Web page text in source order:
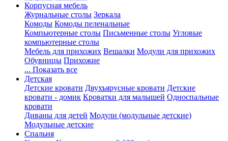
Корпусная мебель
Журнальные столы Зеркала
Комоды Комоды пеленальные
Компьютерные столы Письменные столы Угловые
компьютерные столы
Мебель для прихожих Вешалки Модули для прихожих
Обувницы Прихожие
... Показать все
Детская
Детские кровати Двухъярусные кровати Детские
кровати - домик Кроватки для малышей Односпальные
кровати
Диваны для детей Модули (модульные детские)
Модульные детские
Спальня